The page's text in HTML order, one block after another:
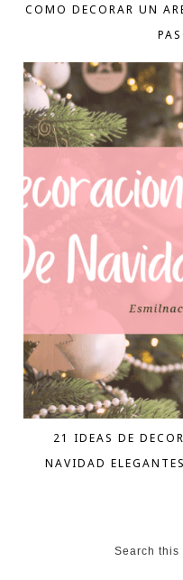
COMO DECORAR UN
21 IDEAS DE
NAVIDAD